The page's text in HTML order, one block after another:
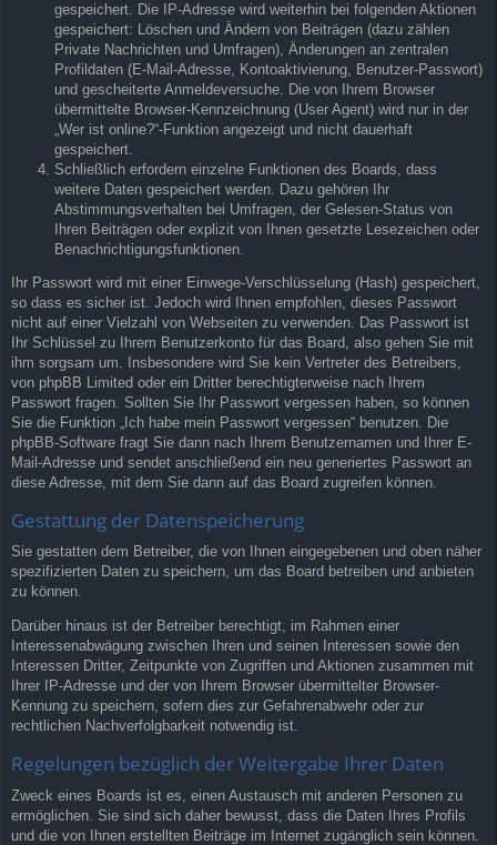
gespeichert. Die IP-Adresse wird weiterhin bei folgenden Aktionen
gespeichert: Löschen und Ändern von Beiträgen (dazu zählen
Private Nachrichten und Umfragen), Änderungen an zentralen
Profildaten (E-Mail-Adresse, Kontoaktivierung, Benutzer-Passwort)
und gescheiterte Anmeldeversuche. Die von Ihrem Browser
übermittelte Browser-Kennzeichnung (User Agent) wird nur in der
„Wer ist online?“-Funktion angezeigt und nicht dauerhaft
gespeichert.
Schließlich erfordern einzelne Funktionen des Boards, dass
weitere Daten gespeichert werden. Dazu gehören Ihr
Abstimmungsverhalten bei Umfragen, der Gelesen-Status von
Ihren Beiträgen oder explizit von Ihnen gesetzte Lesezeichen oder
Benachrichtigungsfunktionen.
Ihr Passwort wird mit einer Einwege-Verschlüsselung (Hash) gespeichert,
so dass es sicher ist. Jedoch wird Ihnen empfohlen, dieses Passwort
nicht auf einer Vielzahl von Webseiten zu verwenden. Das Passwort ist
Ihr Schlüssel zu Ihrem Benutzerkonto für das Board, also gehen Sie mit
ihm sorgsam um. Insbesondere wird Sie kein Vertreter des Betreibers,
von phpBB Limited oder ein Dritter berechtigterweise nach Ihrem
Passwort fragen. Sollten Sie Ihr Passwort vergessen haben, so können
Sie die Funktion „Ich habe mein Passwort vergessen“ benutzen. Die
phpBB-Software fragt Sie dann nach Ihrem Benutzernamen und Ihrer E-
Mail-Adresse und sendet anschließend ein neu generiertes Passwort an
diese Adresse, mit dem Sie dann auf das Board zugreifen können.
Gestattung der Datenspeicherung
Sie gestatten dem Betreiber, die von Ihnen eingegebenen und oben näher
spezifizierten Daten zu speichern, um das Board betreiben und anbieten
zu können.
Darüber hinaus ist der Betreiber berechtigt, im Rahmen einer
Interessenabwägung zwischen Ihren und seinen Interessen sowie den
Interessen Dritter, Zeitpunkte von Zugriffen und Aktionen zusammen mit
Ihrer IP-Adresse und der von Ihrem Browser übermittelter Browser-
Kennung zu speichern, sofern dies zur Gefahrenabwehr oder zur
rechtlichen Nachverfolgbarkeit notwendig ist.
Regelungen bezüglich der Weitergabe Ihrer Daten
Zweck eines Boards ist es, einen Austausch mit anderen Personen zu
ermöglichen. Sie sind sich daher bewusst, dass die Daten Ihres Profils
und die von Ihnen erstellten Beiträge im Internet zugänglich sein können.